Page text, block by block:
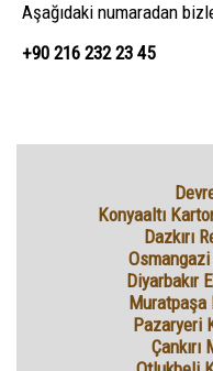
Aşağıdaki numaradan
+90 216 232 23 45
Konyaaltı
Dazkırı
Osmangazi
Diyarbakır
Muratpaşa
Pazaryeri
Çankırı